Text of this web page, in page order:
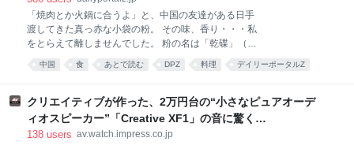
「焼肉とか火鍋に合うよ」と、中国の友達がある日手
渡してきた真っ赤な小袋の粉。 その味、香り・・・私
をとらえて離しませんでした。 粉の名は「乾碟」（ガ
た、脳に直でうま味が届く調味料です。 そんな乾碟を
した。 真っ赤な小袋に入った粉 大学院生のころ、中国
の東北地方から来た留学生の女の子と仲良くなりまし
た。 彼女は辛い物が大好き。「日本には辛い食べ物が
ない」と、中国のショッピングサイト「淘宝」（タオ
中国 食 あとで読む DPZ 料理 デイリーポータルZ
クリエイティブが作った、2万円台の“小さなピュアオーデ
ィオスピーカー”「Creative XF1」の音に驚く
[Sponsored]
138 users av.watch.impress.co.jp